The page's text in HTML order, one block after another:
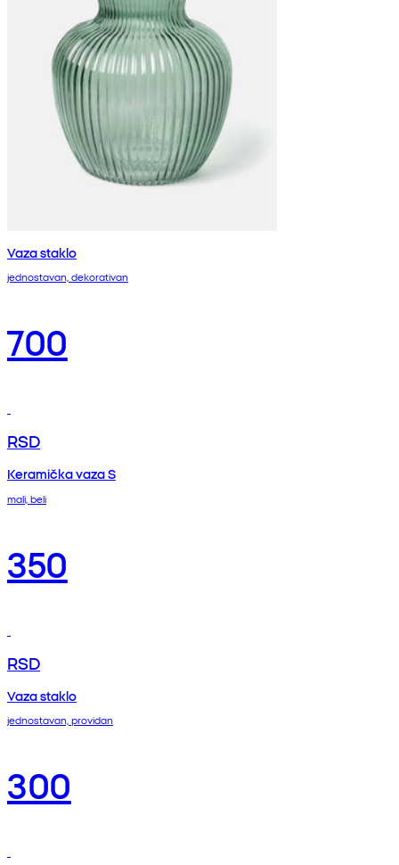
Vaza staklo
jednostavan, dekorativan
700
RSD
Keramička vaza S
mali, beli
350
RSD
Vaza staklo
jednostavan, providan
300